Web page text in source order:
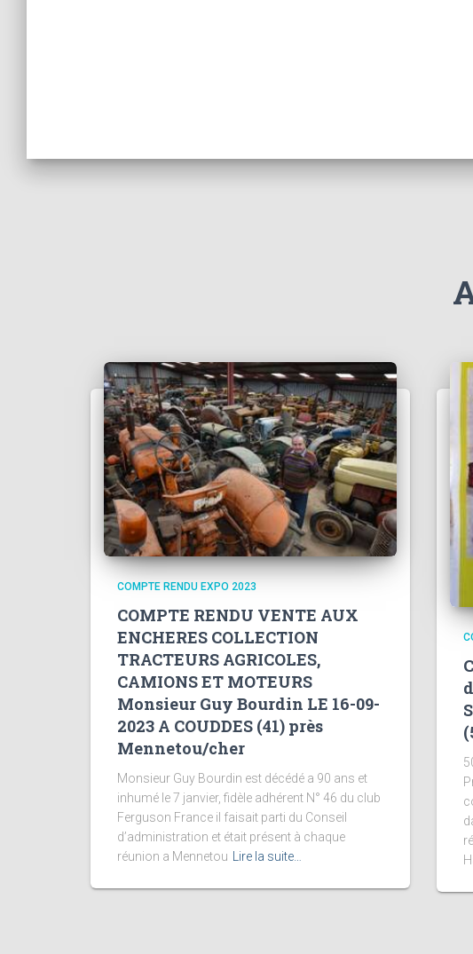
COMPTE RENDU EXPO 2023
COMPTE RENDU VENTE AUX
ENCHERES COLLECTION
TRACTEURS AGRICOLES,
CAMIONS ET MOTEURS
Monsieur Guy Bourdin LE 16-09-
2023 A COUDDES (41) près
Mennetou/cher
Monsieur Guy Bourdin est décédé a 90 ans et
inhumé le 7 janvier, fidèle adhérent N° 46 du club
Ferguson France il faisait parti du Conseil
d’administration et était présent à chaque
réunion a Mennetou Lire la suite…